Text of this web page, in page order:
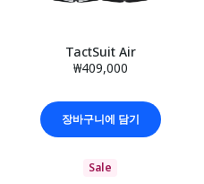
TactSuit Air
₩409,000
장바구니에 담기
Sale